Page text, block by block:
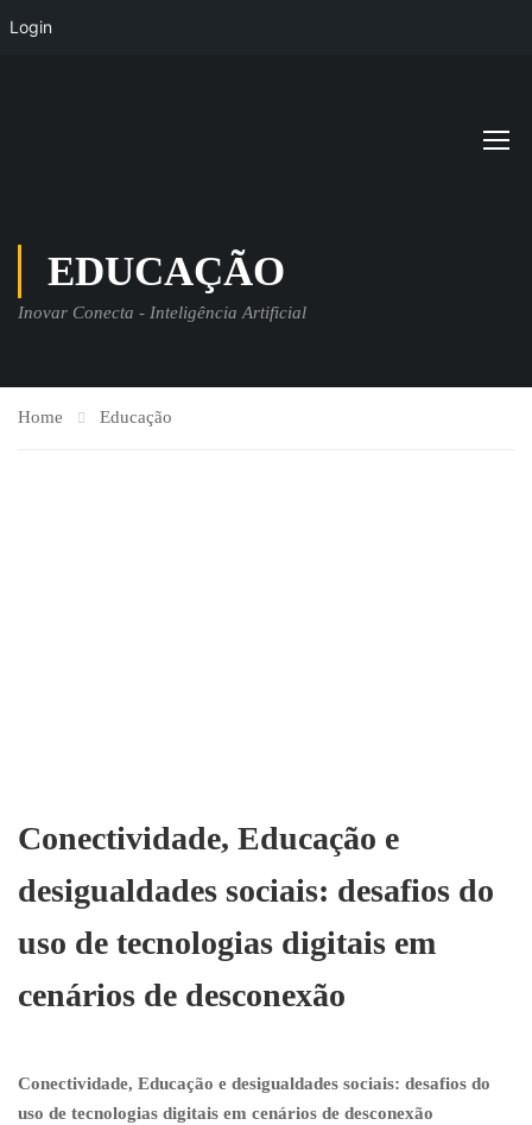
Login
EDUCAÇÃO
Inovar Conecta - Inteligência Artificial
Home Educação
Conectividade, Educação e
desigualdades sociais: desafios do
uso de tecnologias digitais em
cenários de desconexão
Conectividade, Educação e desigualdades sociais: desafios do
uso de tecnologias digitais em cenários de desconexão